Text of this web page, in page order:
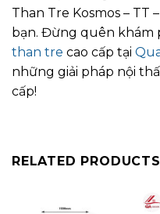
Than Tre Kosmos – TT
bạn. Đừng quên khám
than tre cao cấp tại
những giải pháp nội
cấp!
RELATED PRODUCTS